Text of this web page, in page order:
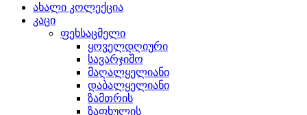
ახალი კოლექცია
კაცი
ფეხსაცმელი
ყოველდღიური
სავარჯიშო
მაღალყელიანი
დაბალყელიანი
ზამთრის
ზაფხულის